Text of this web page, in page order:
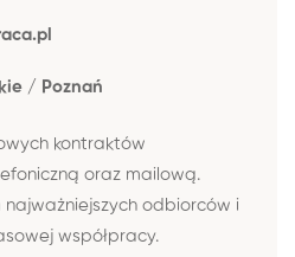
/ Poznań
kontraktów
oraz mailową.
odbiorców i
współpracy.